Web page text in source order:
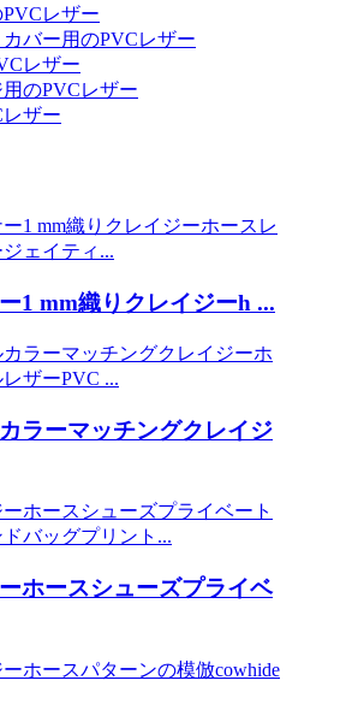
レザー
バー用のPVCレザー
レザー
のPVCレザー
ザー
1 mm織りクレイジーh ...
ラーマッチングクレイジ
ホースシューズプライベ